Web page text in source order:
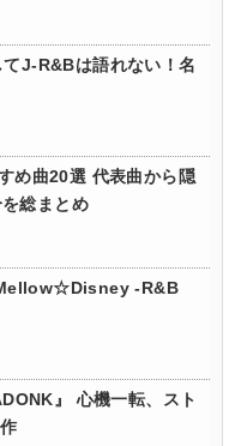
J-R&Bは語れない！名
め曲20選 代表曲から隠
総まとめ
-R&B
』 心機一転、スト